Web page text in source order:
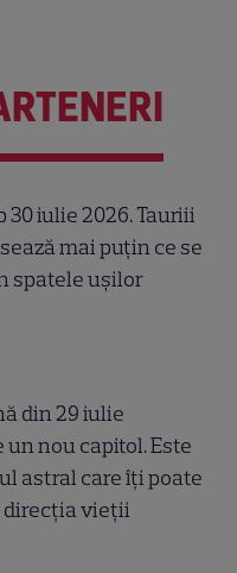
30 iulie 2026. Tauriii
mai puțin ce se
spatele ușilor
din 29 iulie
un nou capitol. Este
astral care îți poate
direcția vieții